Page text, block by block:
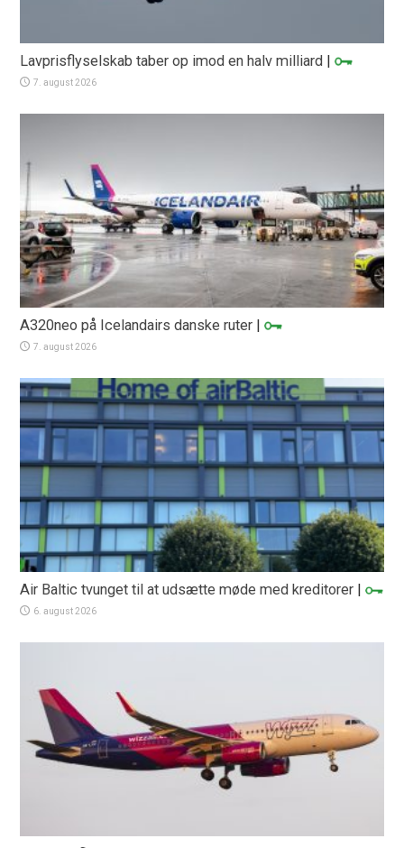
Lavprisflyselskab taber op imod en halv milliard |
7. august 2026
A320neo på Icelandairs danske ruter |
7. august 2026
Air Baltic tvunget til at udsætte møde med kreditorer |
6. august 2026